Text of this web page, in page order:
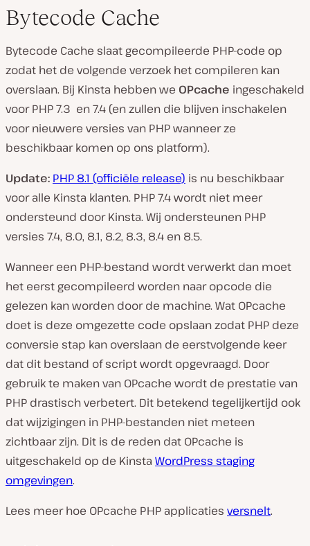
Bytecode Cache
Bytecode Cache slaat gecompileerde PHP-code op
zodat het de volgende verzoek het compileren kan
overslaan. Bij Kinsta hebben we OPcache ingeschakeld
voor PHP 7.3 en 7.4 (en zullen die blijven inschakelen
voor nieuwere versies van PHP wanneer ze
beschikbaar komen op ons platform).
Update: PHP 8.1 (officiële release) is nu beschikbaar
voor alle Kinsta klanten. PHP 7.4 wordt niet meer
ondersteund door Kinsta. Wij ondersteunen PHP
versies 7.4, 8.0, 8.1, 8.2, 8.3, 8.4 en 8.5.
Wanneer een PHP-bestand wordt verwerkt dan moet
het eerst gecompileerd worden naar opcode die
gelezen kan worden door de machine. Wat OPcache
doet is deze omgezette code opslaan zodat PHP deze
conversie stap kan overslaan de eerstvolgende keer
dat dit bestand of script wordt opgevraagd. Door
gebruik te maken van OPcache wordt de prestatie van
PHP drastisch verbetert. Dit betekend tegelijkertijd ook
dat wijzigingen in PHP-bestanden niet meteen
zichtbaar zijn. Dit is de reden dat OPcache is
uitgeschakeld op de Kinsta WordPress staging
omgevingen.
Lees meer hoe OPcache PHP applicaties versnelt.